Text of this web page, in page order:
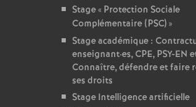
Stage « Protection Sociale
Complémentaire (PSC)»
Stage académique :
enseignant·es, CPE, PSY-EN
Connaître, défendre et faire
ses droits
Stage Intelligence artificielle